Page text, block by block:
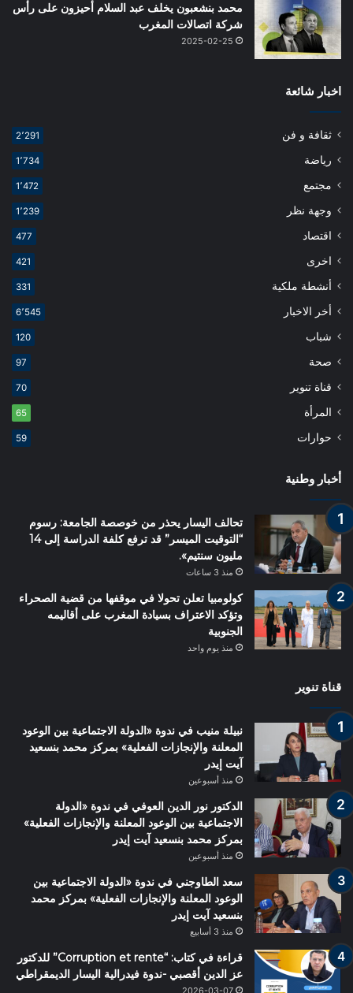
محمد بنشعبون يخلف عبد السلام أحيزون على رأس
شركة اتصالات المغرب
2025-02-25
اخبار شائعة
ثقافة و فن 2٬291
رياضة 1٬734
مجتمع 1٬472
وجهة نظر 1٬239
اقتصاد 477
اخرى 421
أنشطة ملكية 331
أخر الاخبار 6٬545
شباب 120
صحة 97
قناة تنوير 70
المرأة 65
حوارات 59
أخبار وطنية
تحالف اليسار يحذر من خوصصة الجامعة: رسوم
“التوقيت الميسر” قد ترفع كلفة الدراسة إلى 14
مليون سنتيم».
منذ 3 ساعات
كولومبيا تعلن تحولا في موقفها من قضية الصحراء
وتؤكد الاعتراف بسيادة المغرب على أقاليمه
الجنوبية
منذ يوم واحد
قناة تنوير
نبيلة منيب في ندوة «الدولة الاجتماعية بين الوعود
المعلنة والإنجازات الفعلية» بمركز محمد بنسعيد
آيت إيدر
منذ أسبوعين
الدكتور نور الدين العوفي في ندوة «الدولة
الاجتماعية بين الوعود المعلنة والإنجازات الفعلية»
بمركز محمد بنسعيد آيت إيدر
منذ أسبوعين
سعد الطاوجني في ندوة «الدولة الاجتماعية بين
الوعود المعلنة والإنجازات الفعلية» بمركز محمد
بنسعيد آيت إيدر
منذ 3 أسابيع
قراءة في كتاب: “Corruption et rente” للدكتور
عز الدين أقصبي -ندوة فيدرالية اليسار الديمقراطي
2026-03-07